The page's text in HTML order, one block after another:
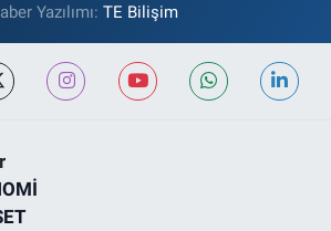
Yazılımı: TE Bilişim